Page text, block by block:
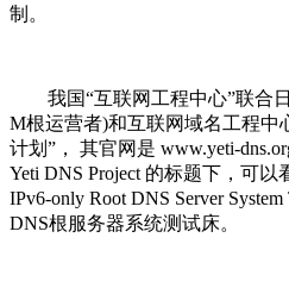
制。
我国“互联网工程中心”联合日
M根运营者)和互联网域名工程中
计划”， 其官网是 www.yeti-
Yeti DNS Project 的标题下，可
IPv6-only Root DNS Server
DNS根服务器系统测试床。